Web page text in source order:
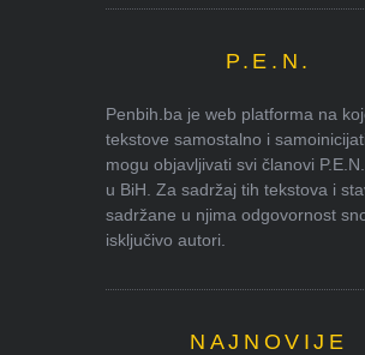
P.E.N.
Penbih.ba je web platforma na
tekstove samostalno i
mogu objavljivati svi članovi
u BiH. Za sadržaj tih tekstova i
sadržane u njima odgovornost
isključivo autori.
NAJNOVIJE